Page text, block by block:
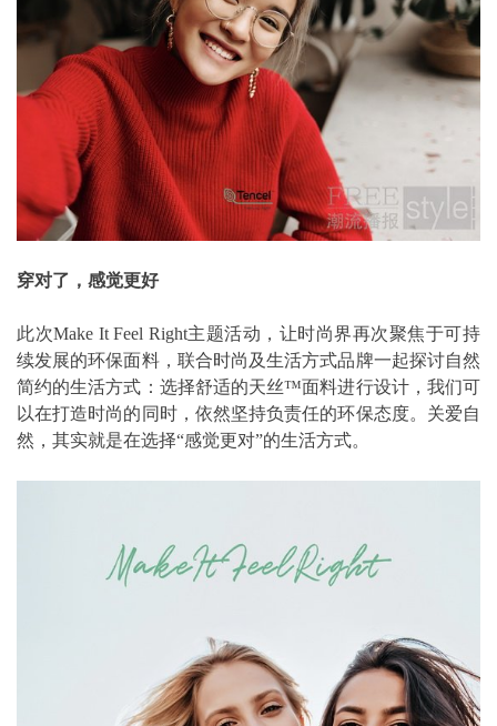
穿对了，感觉更好
此次Make It Feel Right主题活动，让时尚界再次聚焦于可持
续发展的环保面料，联合时尚及生活方式品牌一起探讨自然
简约的生活方式：选择舒适的天丝™面料进行设计，我们可
以在打造时尚的同时，依然坚持负责任的环保态度。关爱自
然，其实就是在选择“感觉更对”的生活方式。